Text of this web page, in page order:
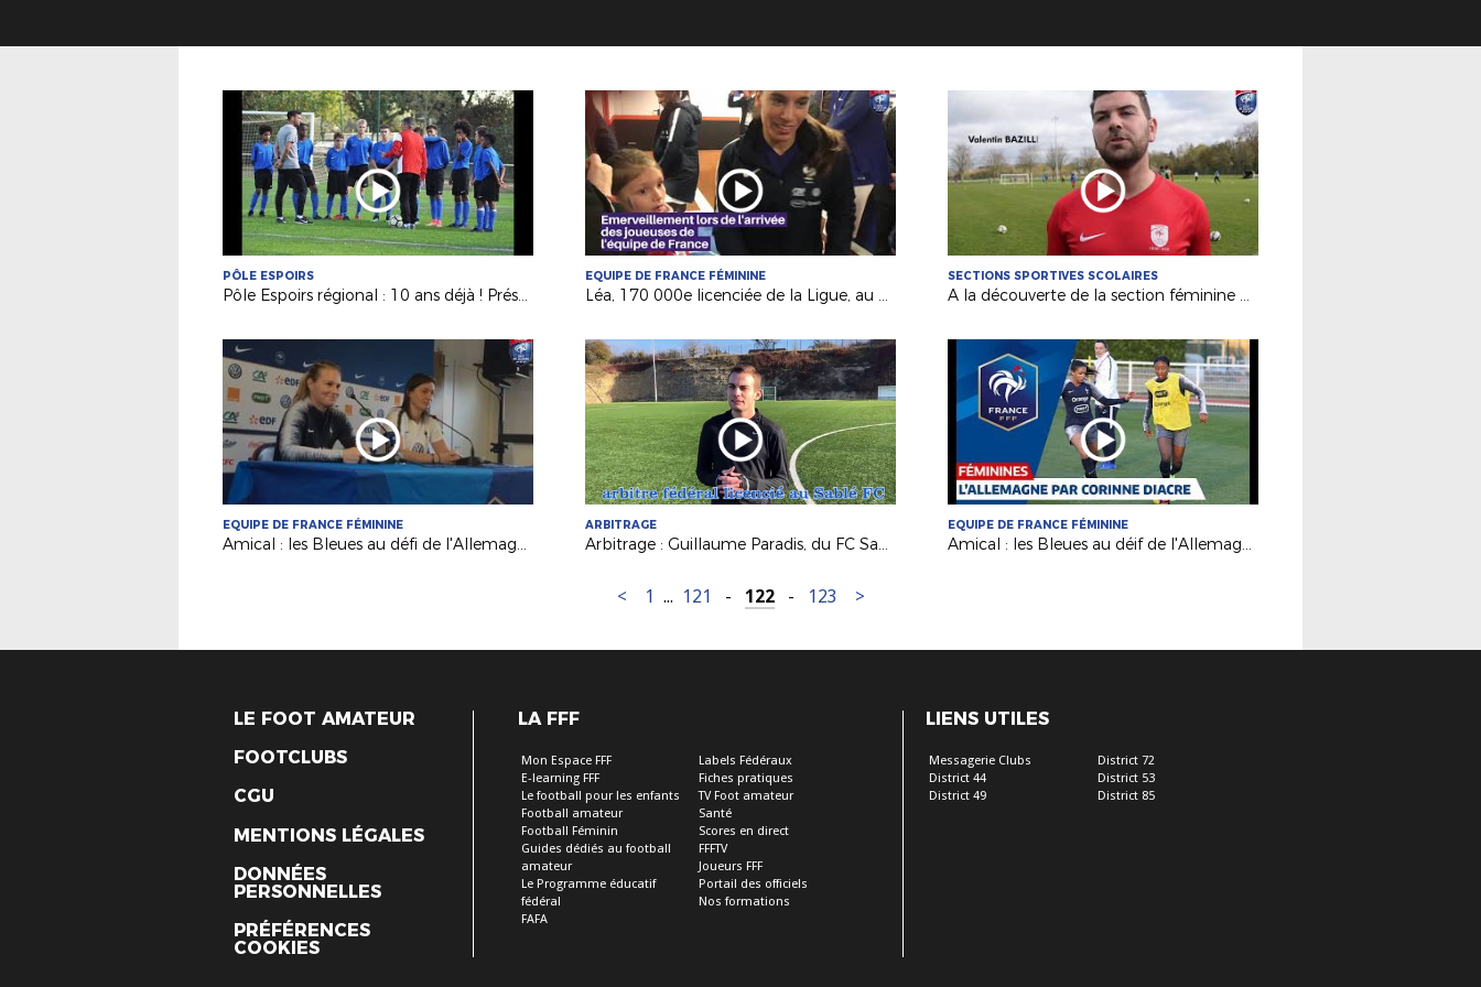
PÔLE ESPOIRS
Pôle Espoirs régional : 10 ans déjà ! Présentation...
EQUIPE DE FRANCE FÉMININE
Léa, 170 000e licenciée de la Ligue, au coup d'envoi de France-Allemagne !
SECTIONS SPORTIVES SCOLAIRES
A la découverte de la section féminine d'Ambroise Paré (Laval)
EQUIPE DE FRANCE FÉMININE
Amical : les Bleues au défi de l'Allemagne à Laval !
ARBITRAGE
Arbitrage : Guillaume Paradis, du FC Sablé à la Ligue 1
EQUIPE DE FRANCE FÉMININE
Amical : les Bleues au déif de l'Allemagne jeudi à Laval !
< 1 ... 121 - 122 - 123 >
LE FOOT AMATEUR
FOOTCLUBS
CGU
MENTIONS LÉGALES
DONNÉES
PERSONNELLES
PRÉFÉRENCES
COOKIES
LA FFF
Mon Espace FFF
E-learning FFF
Le football pour les enfants
Football amateur
Football Féminin
Guides dédiés au football
amateur
Le Programme éducatif
fédéral
FAFA
Labels Fédéraux
Fiches pratiques
TV Foot amateur
Santé
Scores en direct
FFFTV
Joueurs FFF
Portail des officiels
Nos formations
LIENS UTILES
Messagerie Clubs
District 44
District 49
District 72
District 53
District 85